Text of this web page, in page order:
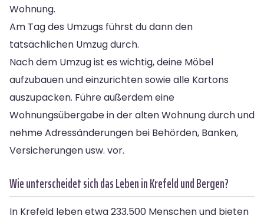
Wohnung.
Am Tag des Umzugs führst du dann den
tatsächlichen Umzug durch.
Nach dem Umzug ist es wichtig, deine Möbel
aufzubauen und einzurichten sowie alle Kartons
auszupacken. Führe außerdem eine
Wohnungsübergabe in der alten Wohnung durch und
nehme Adressänderungen bei Behörden, Banken,
Versicherungen usw. vor.
Wie unterscheidet sich das Leben in Krefeld und Bergen?
In Krefeld leben etwa 233.500 Menschen und bieten